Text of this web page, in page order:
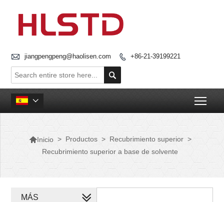
 jiangpengpeng@haolisen.com  +86-21-39199221


Inicio > Productos > Recubrimiento superior >
Recubrimiento superior a base de solvente
MÁS